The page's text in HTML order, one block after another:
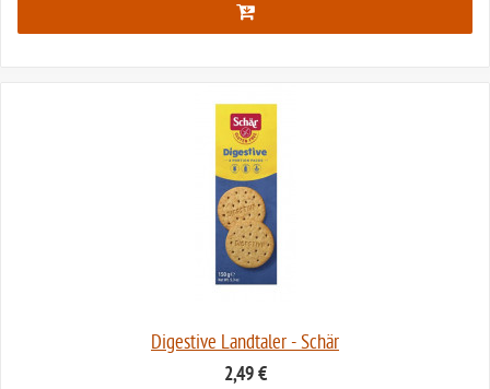
Digestive Landtaler - Schär
2,49 €